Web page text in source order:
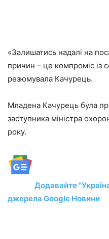
«Залишатись надалі на
причин – це компроміс із
резюмувала Качурець.
Младена Качурець була
заступника міністра
року.
Додавайте
джерела Google Новини